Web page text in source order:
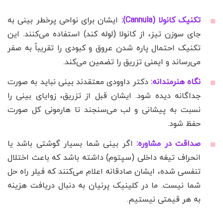
تکنیک کانولا (Cannula):
ایشان برای نواحی پرخطر بینی به
جای سوزن تیز، از کانولا (لوله کند) استفاده می‌کنند. این
تکنیک احتمال پاره شدن عروق و کبودی را تقریباً به صفر
می‌رساند و ایمنی تزریق را تضمین می‌کند.
نگاه هنرمندانه: دکتر داوودی معتقدند بینی نباید به صورت
جداگانه دیده شود. ایشان قبل از تزریق، زوایای بینی را
نسبت به پیشانی و لب می‌سنجند تا هارمونی کل صورت
حفظ شود.
صداقت در مشاوره:اگر بینی شما بسیار گوشتی باشد یا
انحراف تیغه داخلی (سپتوم) داشته باشد که باعث اختلال
تنفسی شده، ایشان صادقانه اعلام می‌کنند که فیلر راه حل
شما نیست. ما در کلینیک پرنیان به دنبال دریافت هزینه
به هر قیمتی نیستیم.